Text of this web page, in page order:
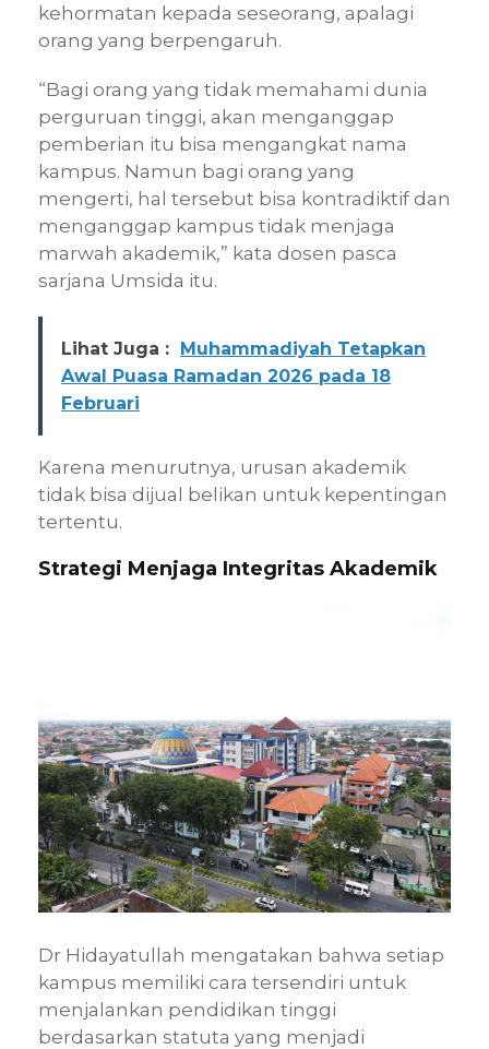
kehormatan kepada seseorang, apalagi
orang yang berpengaruh.
“Bagi orang yang tidak memahami dunia
perguruan tinggi, akan menganggap
pemberian itu bisa mengangkat nama
kampus. Namun bagi orang yang
mengerti, hal tersebut bisa kontradiktif dan
menganggap kampus tidak menjaga
marwah akademik,” kata dosen pasca
sarjana Umsida itu.
Lihat Juga : Muhammadiyah Tetapkan
Awal Puasa Ramadan 2026 pada 18
Februari
Karena menurutnya, urusan akademik
tidak bisa dijual belikan untuk kepentingan
tertentu.
Strategi Menjaga Integritas Akademik
Dr Hidayatullah mengatakan bahwa setiap
kampus memiliki cara tersendiri untuk
menjalankan pendidikan tinggi
berdasarkan statuta yang menjadi